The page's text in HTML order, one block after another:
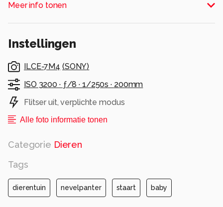
en probeerde zijn staart te pakken.
Meer info tonen
Instellingen
ILCE-7M4 (SONY)
ISO 3200 · ƒ/8 · 1/250s · 200mm
Flitser uit, verplichte modus
Alle foto informatie tonen
Categorie Dieren
Tags
dierentuin nevelpanter staart baby